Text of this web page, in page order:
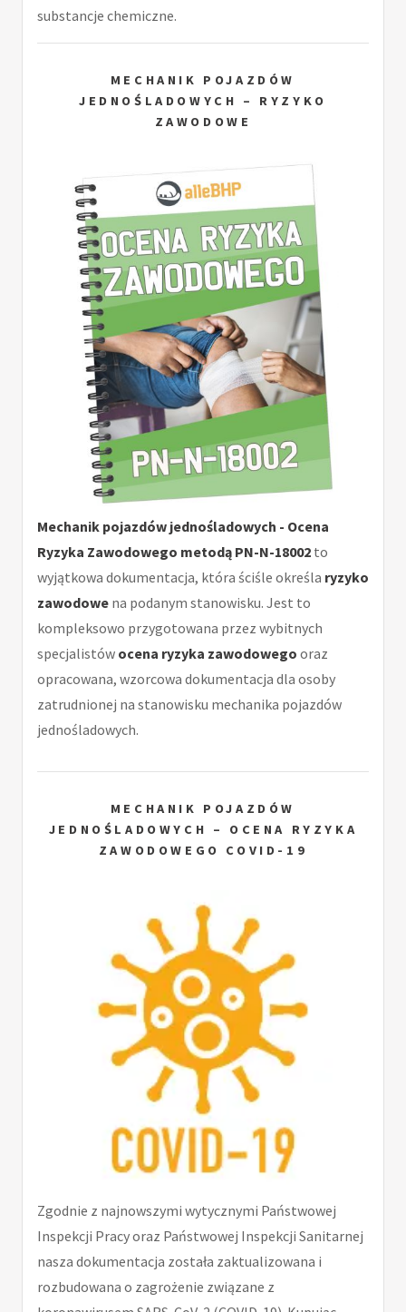
substancje chemiczne.
MECHANIK POJAZDÓW
JEDNOŚLADOWYCH – RYZYKO
ZAWODOWE
Mechanik pojazdów jednośladowych - Ocena
Ryzyka Zawodowego metodą PN-N-18002 to
wyjątkowa dokumentacja, która ściśle określa ryzyko
zawodowe na podanym stanowisku. Jest to
kompleksowo przygotowana przez wybitnych
specjalistów ocena ryzyka zawodowego oraz
opracowana, wzorcowa dokumentacja dla osoby
zatrudnionej na stanowisku mechanika pojazdów
jednośladowych.
MECHANIK POJAZDÓW
JEDNOŚLADOWYCH – OCENA RYZYKA
ZAWODOWEGO COVID-19
Zgodnie z najnowszymi wytycznymi Państwowej
Inspekcji Pracy oraz Państwowej Inspekcji Sanitarnej
nasza dokumentacja została zaktualizowana i
rozbudowana o zagrożenie związane z